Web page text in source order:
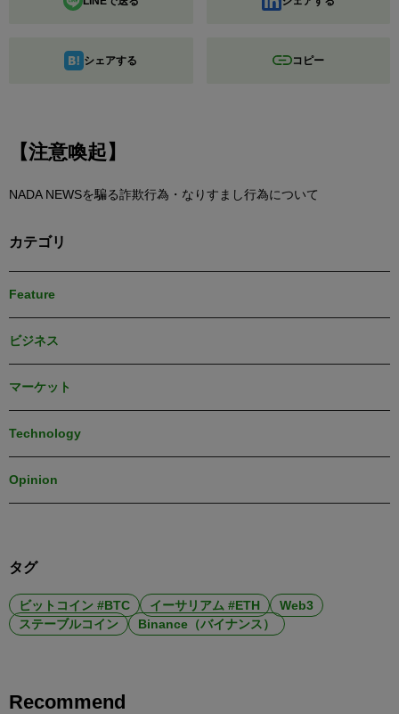
シェアする コピー
【注意喚起】
NADA NEWSを騙る詐欺行為・なりすまし行為について
カテゴリ
Feature
ビジネス
マーケット
Technology
Opinion
タグ
ビットコイン #BTC イーサリアム #ETH
Web3
ステーブルコイン
Binance（バイナンス）
Recommend